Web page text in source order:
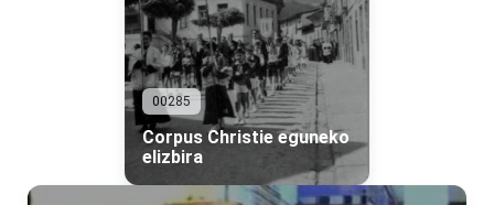
00285
Corpus Christie eguneko
elizbira